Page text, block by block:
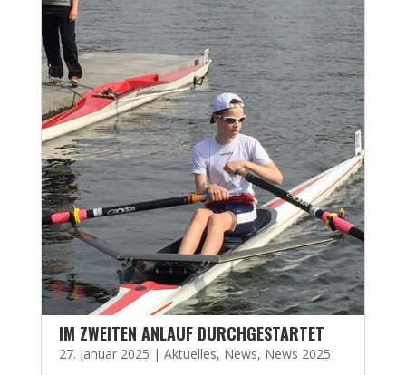
IM ZWEITEN ANLAUF DURCHGESTARTET
27. Januar 2025 | Aktuelles, News, News 2025